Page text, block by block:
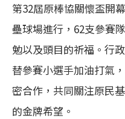
第32屆原棒協關懷盃開
壘球場進行，62支參賽
勉以及頭目的祈福。行
替參賽小選手加油打氣
密合作，共同關注原民
的金牌希望。